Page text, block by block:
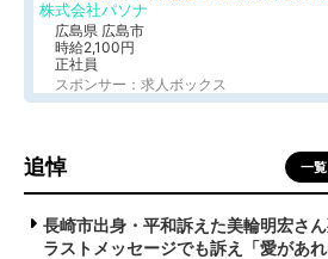
株式会社パソナ
広島県 広島市
時給2,100円
正社員
スポンサー：求人ボックス
追悼 一
長崎市出身・平和訴えた美輪明宏さ
ラストメッセージでも訴え「愛があ